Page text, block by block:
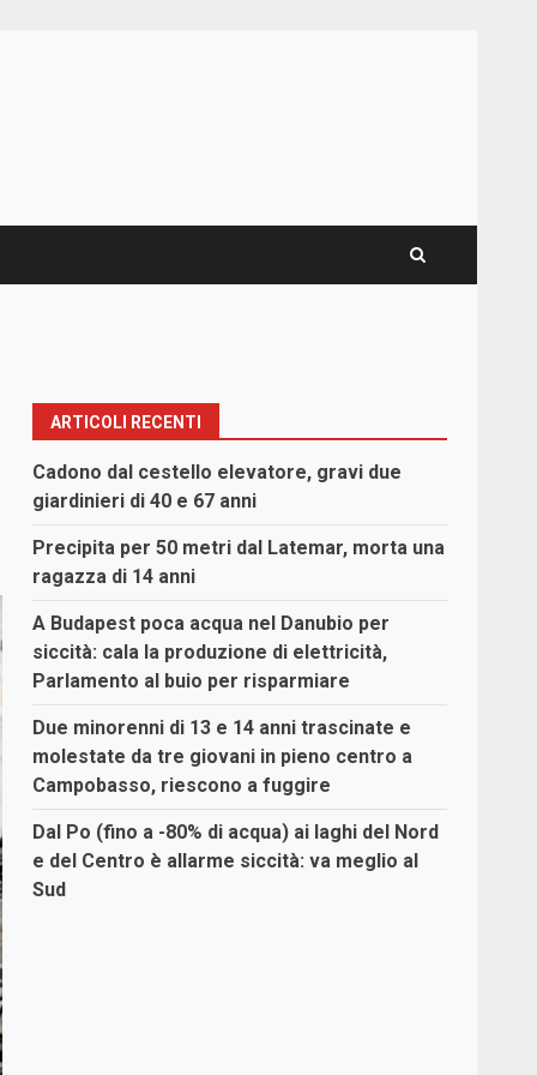
ARTICOLI RECENTI
Cadono dal cestello elevatore, gravi due
giardinieri di 40 e 67 anni
Precipita per 50 metri dal Latemar, morta una
ragazza di 14 anni
A Budapest poca acqua nel Danubio per
siccità: cala la produzione di elettricità,
Parlamento al buio per risparmiare
Due minorenni di 13 e 14 anni trascinate e
molestate da tre giovani in pieno centro a
Campobasso, riescono a fuggire
Dal Po (fino a -80% di acqua) ai laghi del Nord
e del Centro è allarme siccità: va meglio al
Sud